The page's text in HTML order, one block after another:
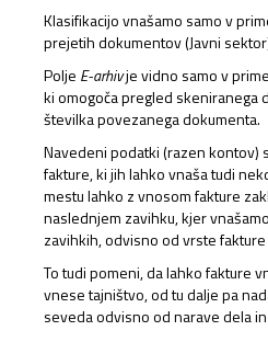
Klasifikacijo vnašamo samo v
prejetih dokumentov (Javni
Polje E-arhivje vidno samo v
ki omogoča pregled skeniranega
številka povezanega dokumenta.
Navedeni podatki (razen
fakture, ki jih lahko vnaša tudi
mestu lahko z vnosom fakture
naslednjem zavihku, kjer
zavihkih, odvisno od vrste
To tudi pomeni, da lahko fakture
vnese tajništvo, od tu dalje pa
seveda odvisno od narave dela